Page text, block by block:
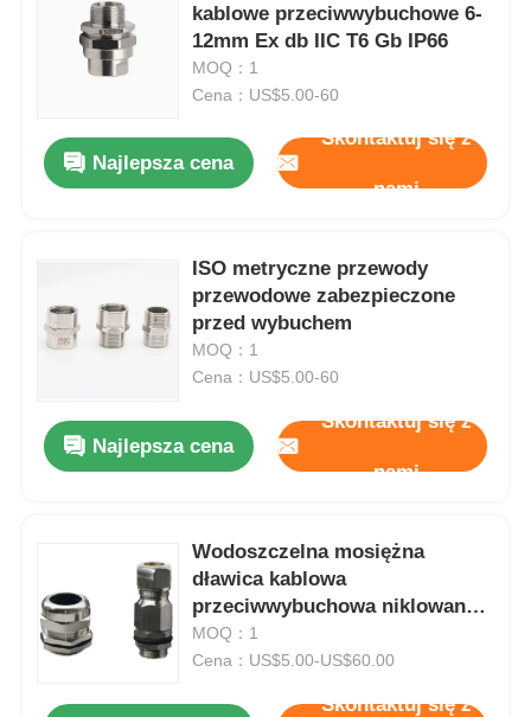
kablowe przeciwwybuchowe 6-
12mm Ex db IIC T6 Gb IP66
MOQ：1
Cena：US$5.00-60
Najlepsza cena
Skontaktuj się z
nami
ISO metryczne przewody
przewodowe zabezpieczone
przed wybuchem
MOQ：1
Cena：US$5.00-60
Najlepsza cena
Skontaktuj się z
nami
Wodoszczelna mosiężna
dławica kablowa
przeciwwybuchowa niklowana
metalowa ognioodporna IP68
MOQ：1
Cena：US$5.00-US$60.00
Skontaktuj się z